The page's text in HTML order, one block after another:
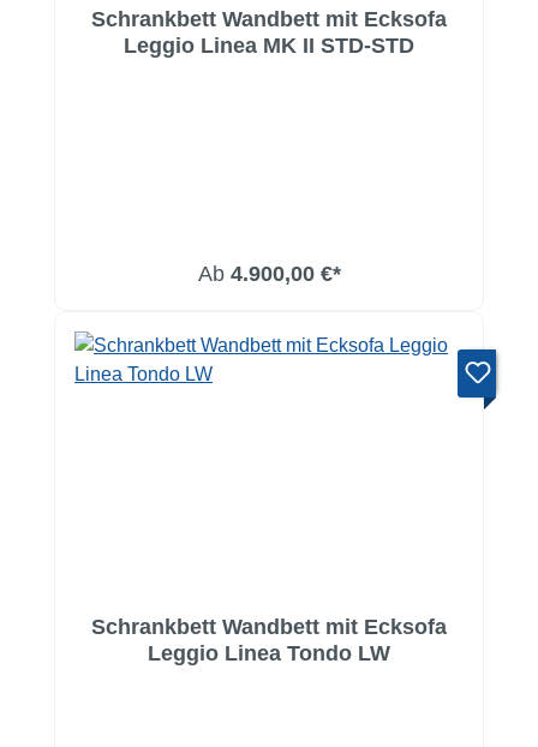
Schrankbett Wandbett mit Ecksofa
Leggio Linea MK II STD-STD
Ab 4.900,00 €*
Schrankbett Wandbett mit Ecksofa
Leggio Linea Tondo LW